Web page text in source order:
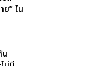
ย” ใน
น